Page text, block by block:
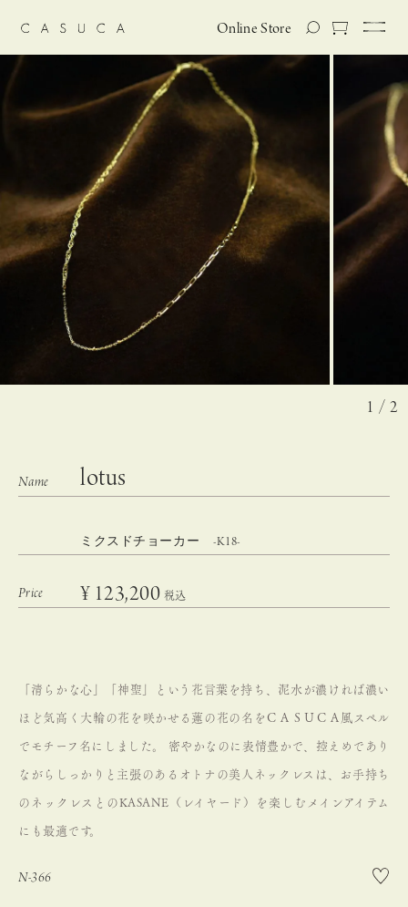
Online Store
1 / 2
lotus
ミクスドチョーカー -K18-
¥ 123,200 税込
「清らかな心」「神聖」という花言葉を持ち、泥水が濃ければ濃い
ほど気高く大輪の花を咲かせる蓮の花の名をＣＡＳＵＣＡ風スペル
でモチーフ名にしました。 密やかなのに表情豊かで、控えめであり
ながらしっかりと主張のあるオトナの美人ネックレスは、お手持ち
のネックレスとのKASANE（レイヤード）を楽しむメインアイテム
にも最適です。
N-366